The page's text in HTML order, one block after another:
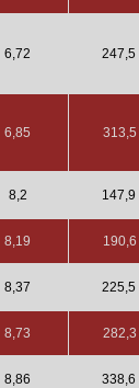
6,72 247,5
6,85 313,5
8,2 147,9
8,19 190,6
8,37 225,5
8,73 282,3
8,86 338,6